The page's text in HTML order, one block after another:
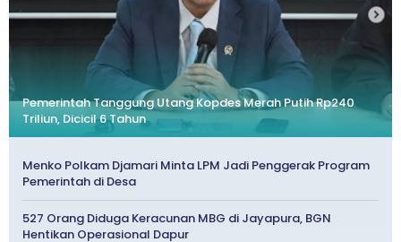
Pemerintah Tanggung Utang Kopdes Merah Putih Rp240
Triliun, Dicicil 6 Tahun
Menko Polkam Djamari Minta LPM Jadi Penggerak Program
Pemerintah di Desa
527 Orang Diduga Keracunan MBG di Jayapura, BGN
Hentikan Operasional Dapur